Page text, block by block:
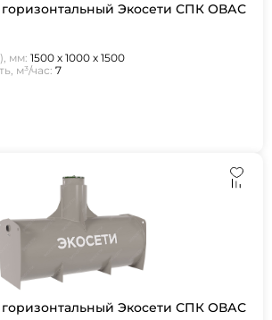
Экосети СПК ОВАС
мм: 1500 х 1000 х 1500
м³/час: 7
Экосети СПК ОВАС